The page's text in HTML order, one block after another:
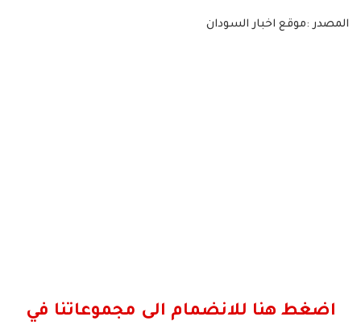
المصدر :موقع اخبار السودان
اضغط هنا للانضمام الى مجموعاتنا في